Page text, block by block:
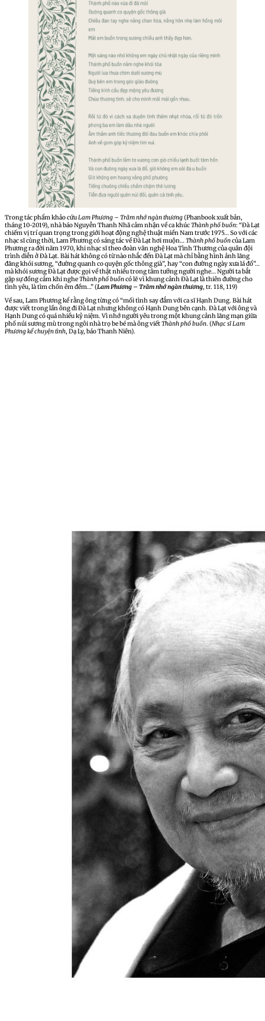
Trong tác phẩm khảo cứuLam Phương – Trăm nhớ ngàn thương(Phanbook xuất bản,
tháng 10-2019), nhà báo Nguyễn Thanh Nhã cảm nhận về ca khúcThành phố buồn: “Đà Lạt
chiếm vị trí quan trọng trong giới hoạt động nghệ thuật miền Nam trước 1975… So với các
nhạc sĩ cùng thời, Lam Phương có sáng tác về Đà Lạt hơi muộn…Thành phố buồncủa Lam
Phương ra đời năm 1970, khi nhạc sĩ theo đoàn văn nghệ Hoa Tình Thương của quân đội
trình diễn ở Đà Lạt. Bài hát không có từ nào nhắc đến Đà Lạt mà chỉ bằng hình ảnh lãng
đãng khói sương, “đường quanh co quyện gốc thông già”, hay “con đường ngày xưa lá đổ”…
mà khói sương Đà Lạt được gọi về thật nhiều trong tâm tưởng người nghe… Người ta bắt
gặp sự đồng cảm khi ngheThành phố buồncó lẽ vì khung cảnh Đà Lạt là thiên đường cho
tình yêu, là tìm chốn êm đềm…” (Lam Phương – Trăm nhớ ngàn thương, tr. 118, 119)
Về sau, Lam Phương kể rằng ông từng có “mối tình say đắm với ca sĩ Hạnh Dung. Bài hát
được viết trong lần ông đi Đà Lạt nhưng không có Hạnh Dung bên cạnh. Đà Lạt với ông và
Hạnh Dung có quá nhiều kỷ niệm. Vì nhớ người yêu trong một khung cảnh lãng mạn giữa
phố núi sương mù trong ngôi nhà trọ be bé mà ông viếtThành phố buồn. (Nhạc sĩ Lam
Phương kể chuyện tình, Dạ Ly, báo Thanh Niên).